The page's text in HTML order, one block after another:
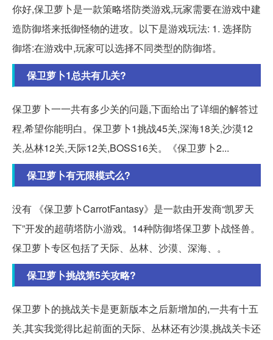
你好,保卫萝卜是一款策略塔防类游戏,玩家需要在游戏中建
造防御塔来抵御怪物的进攻。以下是游戏玩法: 1. 选择防
御塔:在游戏中,玩家可以选择不同类型的防御塔。
保卫萝卜1总共有几关?
保卫萝卜一一共有多少关的问题,下面给出了详细的解答过
程,希望你能明白。保卫萝卜1挑战45关,深海18关,沙漠12
关,丛林12关,天际12关,BOSS16关。《保卫萝卜2...
保卫萝卜有无限模式么?
没有 《保卫萝卜CarrotFantasy》是一款由开发商“凯罗天
下”开发的超萌塔防小游戏。14种防御塔保卫萝卜战怪兽。
保卫萝卜专区包括了天际、丛林、沙漠、深海、。
保卫萝卜挑战第5关攻略?
保卫萝卜的挑战关卡是更新版本之后新增加的,一共有十五
关,其实我觉得比起前面的天际、丛林还有沙漠,挑战关卡还